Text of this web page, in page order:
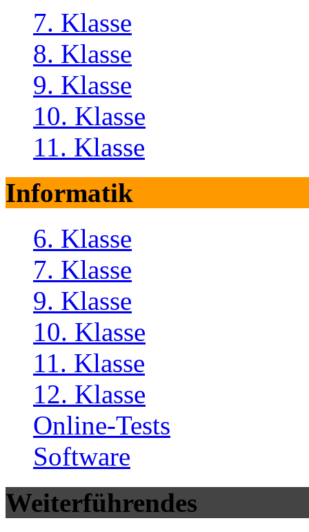
7. Klasse
8. Klasse
9. Klasse
10. Klasse
11. Klasse
Informatik
6. Klasse
7. Klasse
9. Klasse
10. Klasse
11. Klasse
12. Klasse
Online-Tests
Software
Weiterführendes